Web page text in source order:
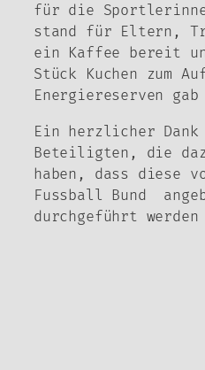
für die
stand für Eltern,
ein Kaffee bereit
Stück Kuchen zum
Energiereserven
Ein herzlicher
Beteiligten, die
haben, dass diese
Fussball Bund
durchgeführt werden